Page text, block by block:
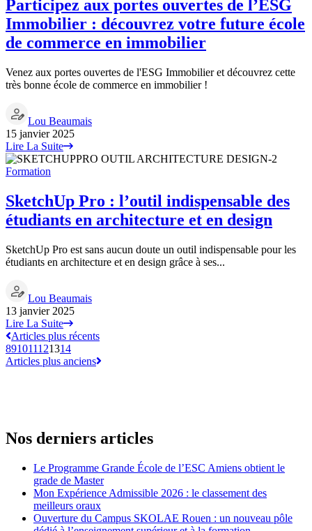
Participez aux portes ouvertes de l’ESG
Immobilier : découvrez votre future école
de commerce en immobilier
Venez aux portes ouvertes de l'ESG Immobilier et découvrez cette
très bonne école de commerce en immobilier !
Lou Beaumais
15 janvier 2025
Lire La Suite
Formation
SketchUp Pro : l’outil indispensable des
étudiants en architecture et en design
SketchUp Pro est sans aucun doute un outil indispensable pour les
étudiants en architecture et en design grâce à ses...
Lou Beaumais
13 janvier 2025
Lire La Suite
Articles plus récents
891011121314
Articles plus anciens
Nos derniers articles
Le Programme Grande École de l’ESC Amiens obtient le
grade de Master
Mon Expérience Admissible 2026 : le classement des
meilleurs oraux
Ouverture du Campus SKOLAE Rouen : un nouveau pôle